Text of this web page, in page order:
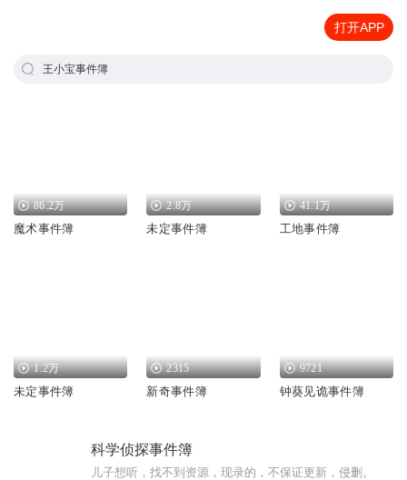
打开APP
王小宝事件簿
86.2万
魔术事件簿
2.8万
未定事件簿
41.1万
工地事件簿
1.2万
未定事件簿
2315
新奇事件簿
9721
钟葵见诡事件簿
科学侦探事件簿
儿子想听，找不到资源，现录的，不保证更新，侵删。